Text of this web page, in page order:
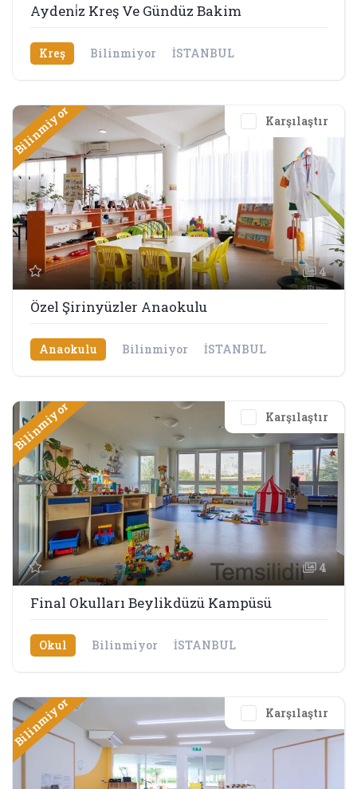
Aydeni̇z Kreş Ve Gündüz Bakim
Kreş Bilinmiyor İSTANBUL
Karşılaştır
Bilinmiyor
4
Özel Şirinyüzler Anaokulu
Anaokulu Bilinmiyor İSTANBUL
Karşılaştır
Bilinmiyor
4
Final Okulları Beylikdüzü Kampüsü
Okul Bilinmiyor İSTANBUL
Karşılaştır
Bilinmiyor